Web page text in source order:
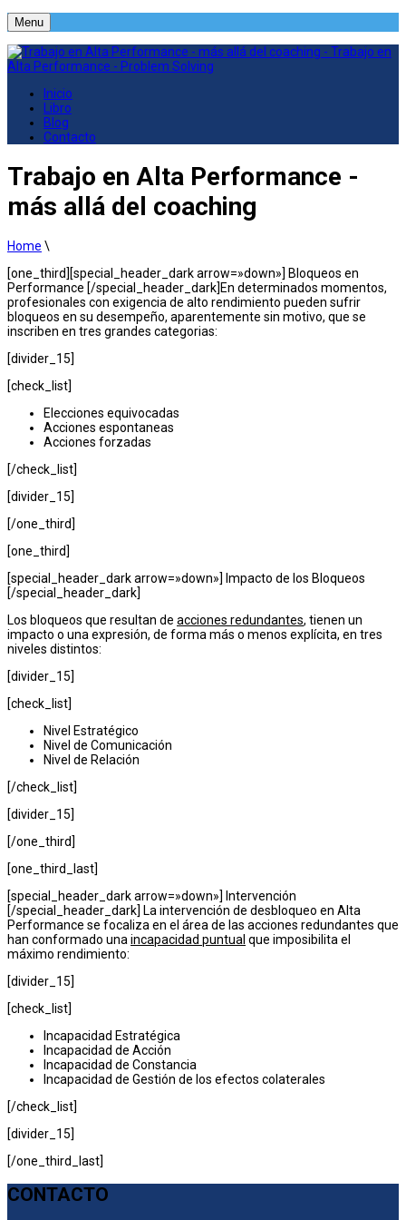
Menu
Inicio
Libro
Blog
Contacto
Trabajo en Alta Performance -
más allá del coaching
Home \
[one_third][special_header_dark arrow=»down»] Bloqueos en
Performance [/special_header_dark]En determinados momentos,
profesionales con exigencia de alto rendimiento pueden sufrir
bloqueos en su desempeño, aparentemente sin motivo, que se
inscriben en tres grandes categorias:
[divider_15]
[check_list]
Elecciones equivocadas
Acciones espontaneas
Acciones forzadas
[/check_list]
[divider_15]
[/one_third]
[one_third]
[special_header_dark arrow=»down»] Impacto de los Bloqueos
[/special_header_dark]
Los bloqueos que resultan de acciones redundantes, tienen un
impacto o una expresión, de forma más o menos explícita, en tres
niveles distintos:
[divider_15]
[check_list]
Nivel Estratégico
Nivel de Comunicación
Nivel de Relación
[/check_list]
[divider_15]
[/one_third]
[one_third_last]
[special_header_dark arrow=»down»] Intervención
[/special_header_dark] La intervención de desbloqueo en Alta
Performance se focaliza en el área de las acciones redundantes que
han conformado una incapacidad puntual que imposibilita el
máximo rendimiento:
[divider_15]
[check_list]
Incapacidad Estratégica
Incapacidad de Acción
Incapacidad de Constancia
Incapacidad de Gestión de los efectos colaterales
[/check_list]
[divider_15]
[/one_third_last]
CONTACTO